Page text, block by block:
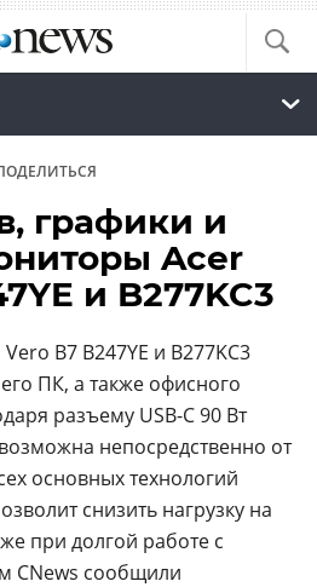
графики и
Acer
и B277KC3
B7 B247YE и B277KC3
ПК, а также офисного
разъему USB-C 90 Вт
возможна непосредственно от
основных технологий
снизить нагрузку на
при долгой работе с
CNews сообщили